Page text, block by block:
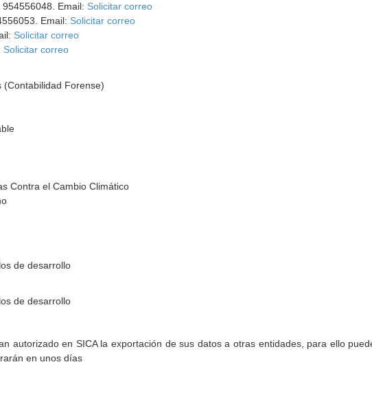
954556048. Email: Solicitar correo
Email: Solicitar correo
Solicitar correo
Solicitar correo
(Contabilidad Forense)
Contra el Cambio Climático
de desarrollo
de desarrollo
autorizado en SICA la exportación de sus datos a otras entidades, para ello
en unos días